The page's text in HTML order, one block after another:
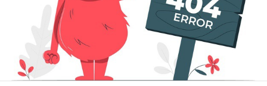
iPhone 15 Pro Max
iPhone 15 Pro
iPhone 15 Plus